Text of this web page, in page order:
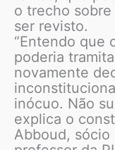
o trecho
ser revisto.
“Entendo que
poderia
novamente
inócuo. Não
explica o
Abboud, sócio